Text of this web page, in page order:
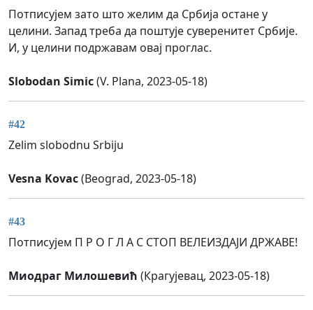
Потписујем зато што желим да Србија остане у
целини. Запад треба да поштује суверенитет Србије.
И, у целини подржавам овај проглас.
Slobodan Simic(V. Plana, 2023-05-18)
#42
Zelim slobodnu Srbiju
Vesna Kovac(Beograd, 2023-05-18)
#43
Потписујем П Р О Г Л А С СТОП ВЕЛЕИЗДАЈИ ДРЖАВЕ!
Миодраг Милошевић (Крагујевац, 2023-05-18)